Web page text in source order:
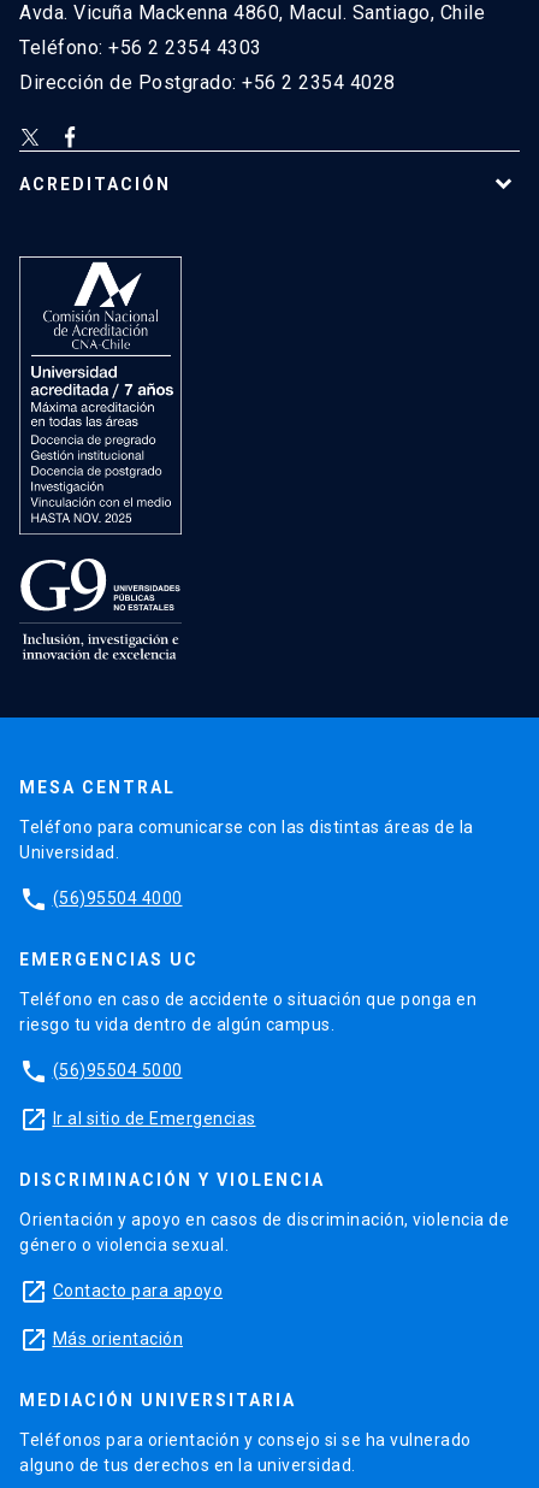
Avda. Vicuña Mackenna 4860, Macul. Santiago, Chile
Teléfono: +56 2 2354 4303
Dirección de Postgrado: +56 2 2354 4028
ACREDITACIÓN
MESA CENTRAL
Teléfono para comunicarse con las distintas áreas de la
Universidad.
phone (56)95504 4000
EMERGENCIAS UC
Teléfono en caso de accidente o situación que ponga en
riesgo tu vida dentro de algún campus.
phone (56)95504 5000
launch Ir al sitio de Emergencias
DISCRIMINACIÓN Y VIOLENCIA
Orientación y apoyo en casos de discriminación, violencia de
género o violencia sexual.
launch Contacto para apoyo
launch Más orientación
MEDIACIÓN UNIVERSITARIA
Teléfonos para orientación y consejo si se ha vulnerado
alguno de tus derechos en la universidad.